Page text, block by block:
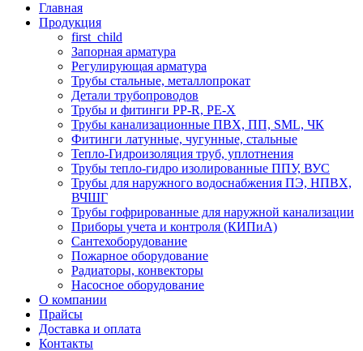
Главная
Продукция
first_child
Запорная арматура
Регулирующая арматура
Трубы стальные, металлопрокат
Детали трубопроводов
Трубы и фитинги PP-R, PE-X
Трубы канализационные ПВХ, ПП, SML, ЧК
Фитинги латунные, чугунные, стальные
Тепло-Гидроизоляция труб, уплотнения
Трубы тепло-гидро изолированные ППУ, ВУС
Трубы для наружного водоснабжения ПЭ, НПВХ,
ВЧШГ
Трубы гофрированные для наружной канализации
Приборы учета и контроля (КИПиА)
Сантехоборудование
Пожарное оборудование
Радиаторы, конвекторы
Насосное оборудование
О компании
Прайсы
Доставка и оплата
Контакты